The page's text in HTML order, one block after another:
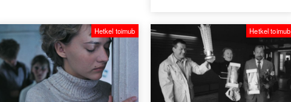
Hetkel toimub Hetkel toimub